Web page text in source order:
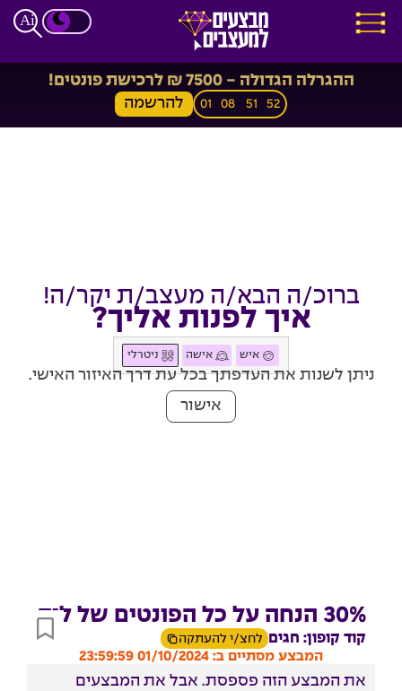
ההגרלה הגדולה - 7500 ₪ לרכישת פונטים!
01 08 51 51 להרשמה
ברוכ/ה הבא/ה מעצב/ת יקר/ה!
איך לפנות אליך?
איש אישה ניטרלי
ניתן לשנות את העדפתך בכל עת דרך האיזור האישי.
אישור
30% הנחה על כל הפונטים של ליה
קוד קופון: חגים לחצ/י להעתקה
המבצע מסתיים ב: 01/10/2024 23:59:59
את המבצע הזה פספסת. אבל את המבצעים